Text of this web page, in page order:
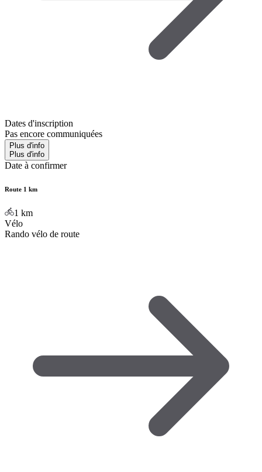
Dates d'inscription
Pas encore communiquées
Plus d'info
Plus d'info
Date à confirmer
Route 1 km
1 km
Vélo
Rando vélo de route